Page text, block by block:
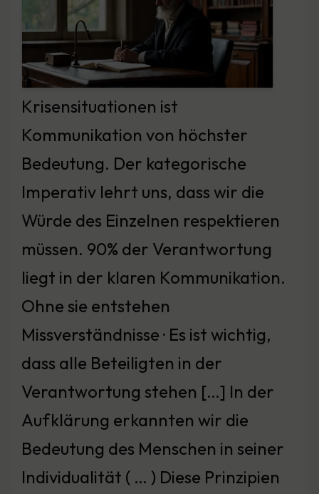
Krisensituationen ist
Kommunikation von höchster
Bedeutung. Der kategorische
Imperativ lehrt uns, dass wir die
Würde des Einzelnen respektieren
müssen. 90% der Verantwortung
liegt in der klaren Kommunikation.
Ohne sie entstehen
Missverständnisse · Es ist wichtig,
dass alle Beteiligten in der
Verantwortung stehen […] In der
Aufklärung erkannten wir die
Bedeutung des Menschen in seiner
Individualität ( … ) Diese Prinzipien